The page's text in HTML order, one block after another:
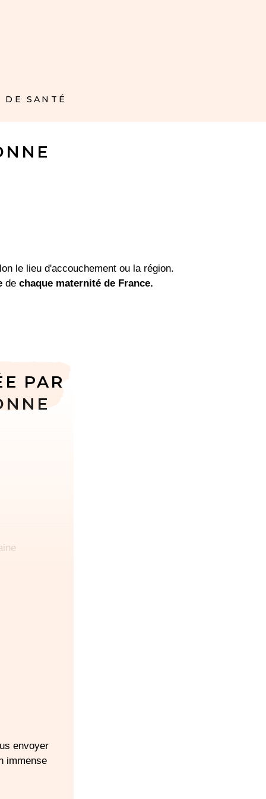
DE SANTÉ
le lieu d'accouchement ou la région.
dechaque maternité de France.
envoyer
immense
PAR